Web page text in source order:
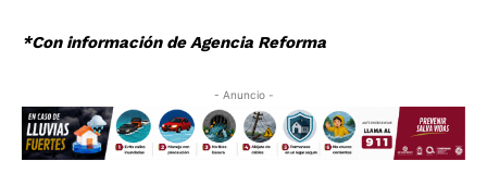
*Con información de Agencia Reforma
- Anuncio -